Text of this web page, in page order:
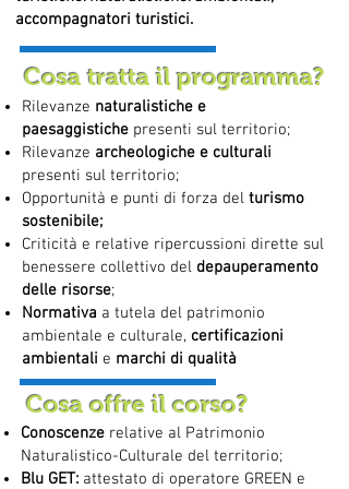
accompagnatori turistici.
Cosa tratta il programma?
Rilevanze naturalistiche e
paesaggistiche presenti sul territorio;
Rilevanze archeologiche e culturali
presenti sul territorio;
Opportunità e punti di forza del turismo
sostenibile;
Criticità e relative ripercussioni dirette sul
benessere collettivo del depauperamento
delle risorse;
Normativa a tutela del patrimonio
ambientale e culturale, certificazioni
ambientali e marchi di qualità
Cosa offre il corso?
Conoscenze relative al Patrimonio
Naturalistico-Culturale del territorio;
Blu GET: attestato di operatore GREEN e